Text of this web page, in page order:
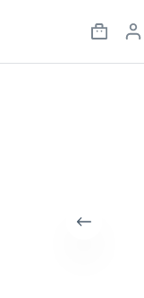
Shopping